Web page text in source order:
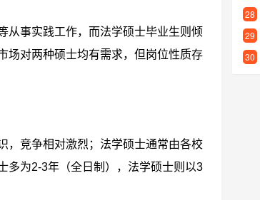
从事实践工作，而法学硕士毕业生则倾
场对两种硕士均有需求，但岗位性质存
，竞争相对激烈；法学硕士通常由各校
多为2-3年（全日制），法学硕士则以3
28
29
30